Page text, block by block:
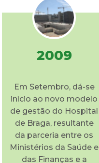
2009
Em Setembro, dá-se
início ao novo modelo
de gestão do Hospital
de Braga, resultante
da parceria entre os
Ministérios da Saúde e
das Finanças e a